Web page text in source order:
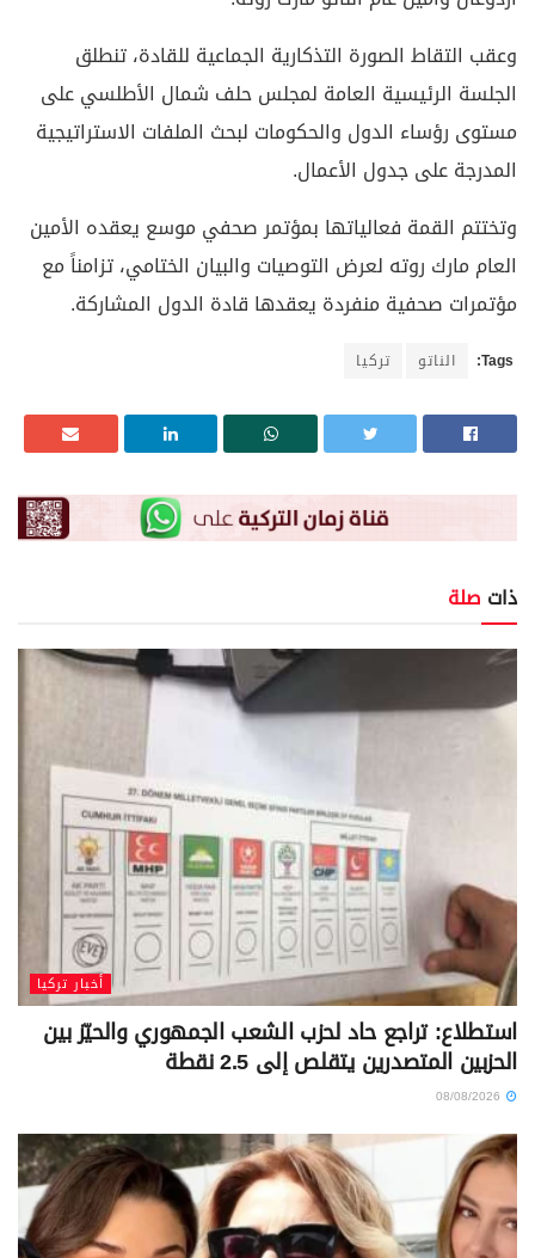
وعقب التقاط الصورة التذكارية الجماعية للقادة، تنطلق
الجلسة الرئيسية العامة لمجلس حلف شمال الأطلسي على
مستوى رؤساء الدول والحكومات لبحث الملفات الاستراتيجية
المدرجة على جدول الأعمال.
وتختتم القمة فعالياتها بمؤتمر صحفي موسع يعقده الأمين
العام مارك روته لعرض التوصيات والبيان الختامي، تزامناً مع
مؤتمرات صحفية منفردة يعقدها قادة الدول المشاركة.
Tags: الناتو تركيا
ذات صلة
أخبار تركيا
استطلاع: تراجع حاد لحزب الشعب الجمهوري والحيّز بين
الحزبين المتصدرين يتقلص إلى 2.5 نقطة